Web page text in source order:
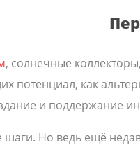
, солнечные
потенциал, как
и поддержание
Но ведь ещё